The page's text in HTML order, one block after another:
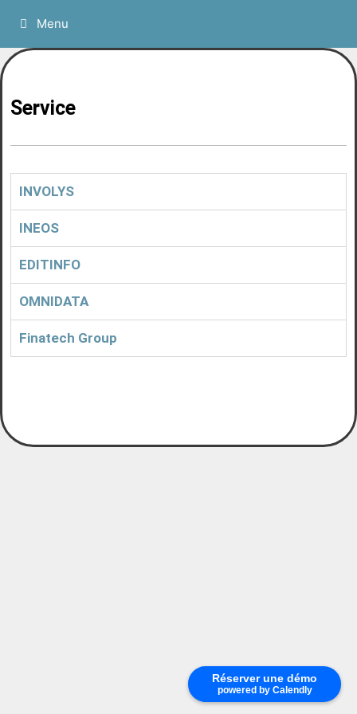
Réserver une démo
powered by Calendly
Menu
Service
INVOLYS
INEOS
EDITINFO
OMNIDATA
Finatech Group